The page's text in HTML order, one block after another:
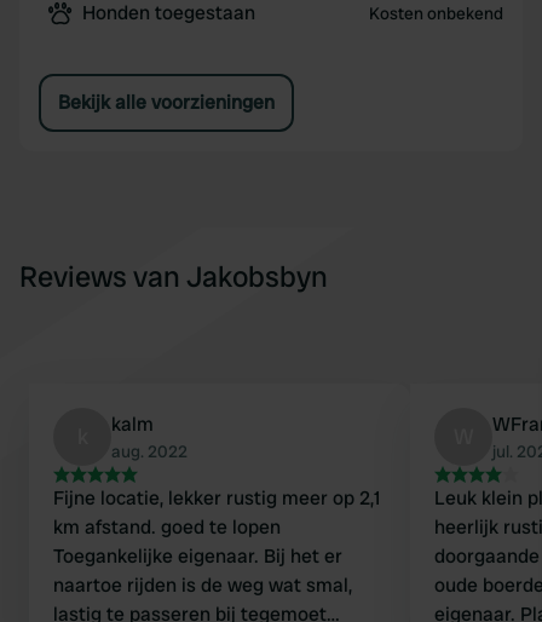
Honden toegestaan Kosten onbekend
Bekijk alle voorzieningen
Reviews van Jakobsbyn
kalm
aug. 2022
Fijne locatie, lekker rustig meer op 2,1
km afstand. goed te lopen
Toegankelijke eigenaar. Bij het er
naartoe rijden is de weg wat smal,
lastig te passeren bij tegemoet
jul.
Leuk klein
heerlijk
oude
eigenaar. Plaats voor 2 campers met